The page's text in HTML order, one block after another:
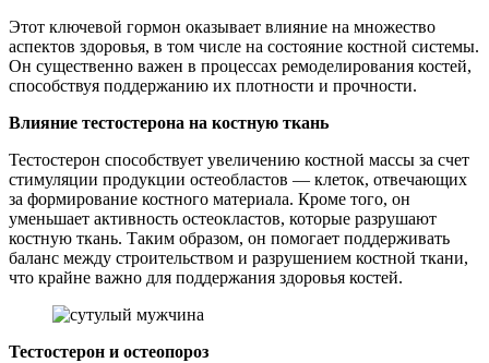
Этот ключевой гормон оказывает влияние на множество
аспектов здоровья, в том числе на состояние костной системы.
Он существенно важен в процессах ремоделирования костей,
способствуя поддержанию их плотности и прочности.
Влияние тестостерона на костную ткань
Тестостерон способствует увеличению костной массы за счет
стимуляции продукции остеобластов — клеток, отвечающих
за формирование костного материала. Кроме того, он
уменьшает активность остеокластов, которые разрушают
костную ткань. Таким образом, он помогает поддерживать
баланс между строительством и разрушением костной ткани,
что крайне важно для поддержания здоровья костей.
Тестостерон и остеопороз